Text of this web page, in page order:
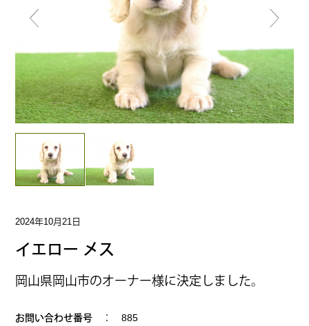
2024年10月21日
イエロー メス
岡山県岡山市のオーナー様に決定しました。
お問い合わせ番号 ： 885